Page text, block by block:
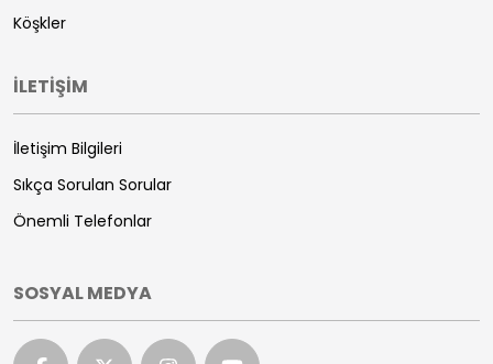
Köşkler
İLETİŞİM
İletişim Bilgileri
Sıkça Sorulan Sorular
Önemli Telefonlar
SOSYAL MEDYA